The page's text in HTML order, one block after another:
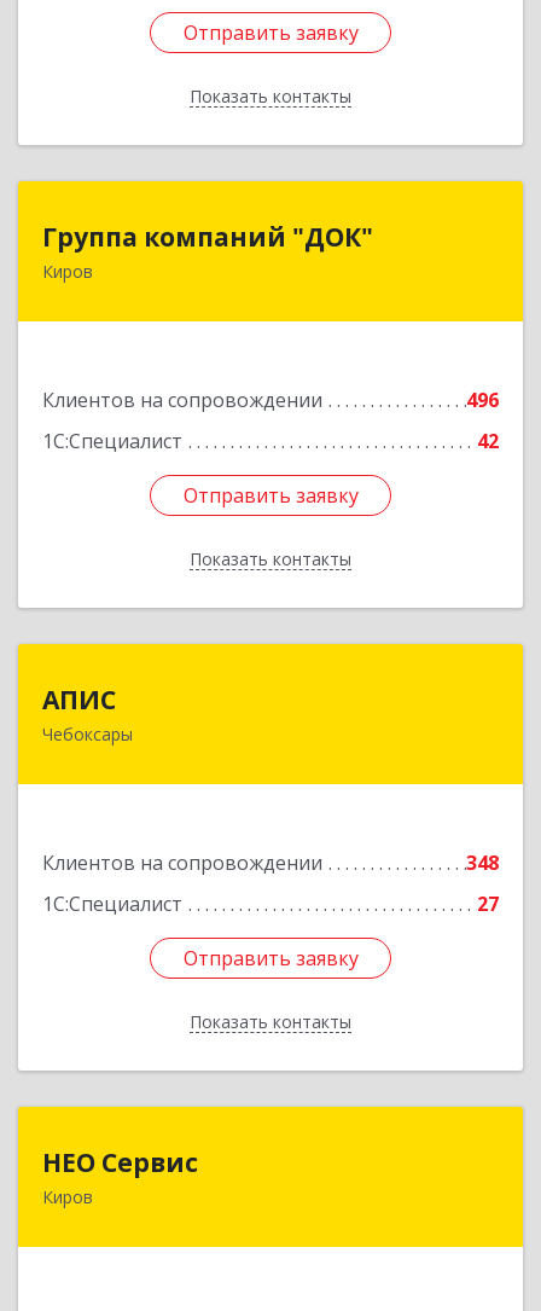
Отправить заявку
Показать контакты
Отправить заявку
Назад
Группа компаний "ДОК"
Киров
Клиентов на сопровождении
496
1С:Специалист
42
Отправить заявку
Показать контакты
Группа компаний "ДОК"
610017, Кировская обл, Киров г, Горького ул,
Отправить заявку
Назад
АПИС
Чебоксары
Клиентов на сопровождении
348
1С:Специалист
27
Отправить заявку
Показать контакты
428001, Чувашская Республика - Чувашия,
Подробнее
Отправить заявку
Назад
НЕО Сервис
Киров610045, Кировская обл, Киров г, Ульяновская